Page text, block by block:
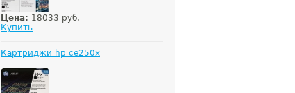
Цена: 18033 руб.
Купить
Картриджи hp ce250x